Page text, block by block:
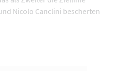
Nicolo Canclini bescherten